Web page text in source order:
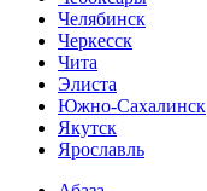
Челябинск
Черкесск
Чита
Элиста
Южно-Сахалинск
Якутск
Ярославль